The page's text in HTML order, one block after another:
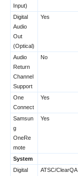
Input)
Digital
Audio
Out
(Optical)
Yes
Audio
Return
Channel
Support
No
One
Connect
Yes
Samsun
g
OneRe
mote
Yes
System
Digital
ATSC/ClearQA